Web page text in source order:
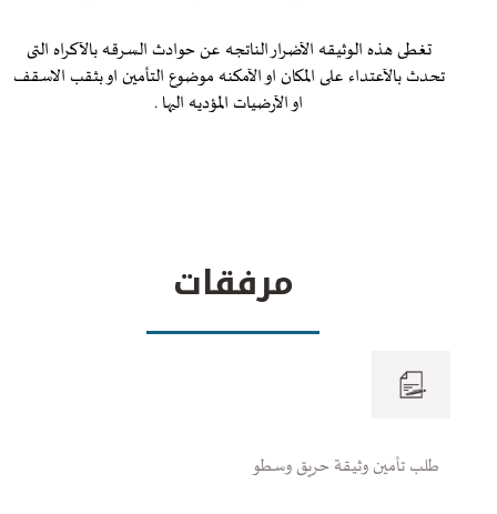
تغطى هذه الوثيقه الآضرار الناتجه عن حوادث السرقه بالآكراه التى
تحدث بالآعتداء على المكان او الآمكنه موضوع التأمين او بثقب الاسقف
او الآرضيات المؤديه اليها .
مرفقات
طلب تأمين وثيقة حريق وسطو